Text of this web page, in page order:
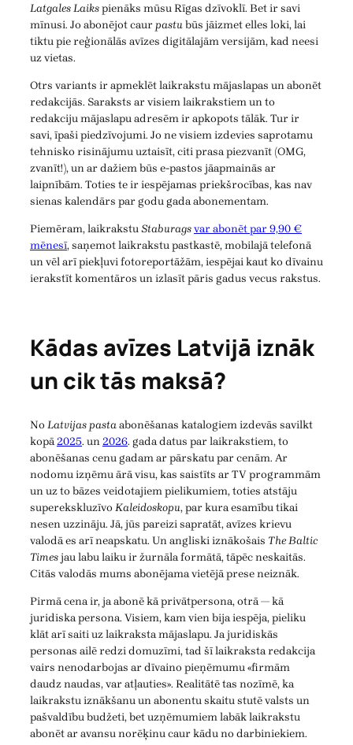
Latgales Laikspienāks mūsu Rīgas dzīvoklī. Bet ir savi
mīnusi. Jo abonējot caurpastubūs jāizmet elles loki, lai
tiktu pie reģionālās avīzes digitālajām versijām, kad neesi
uz vietas.
Otrs variants ir apmeklēt laikrakstu mājaslapas un abonēt
redakcijās. Saraksts ar visiem laikrakstiem un to
redakciju mājaslapu adresēm ir apkopots tālāk. Tur ir
savi, īpaši piedzīvojumi. Jo ne visiem izdevies saprotamu
tehnisko risinājumu uztaisīt, citi prasa piezvanīt (OMG,
zvanīt!), un ar dažiem būs e-pastos jāapmainās ar
laipnībām. Toties te ir iespējamas priekšrocības, kas nav
sienas kalendārs par godu gada abonementam.
Piemēram, laikrakstuStaburagsvar abonēt par 9,90 €
mēnesī, saņemot laikrakstu pastkastē, mobilajā telefonā
un vēl arī piekļuvi fotoreportāžām, iespējai kaut ko dīvainu
ierakstīt komentāros un izlasīt pāris gadus vecus rakstus.
Kādas avīzes Latvijā iznāk
un cik tās maksā?
NoLatvijas pastaabonēšanas katalogiem izdevās savilkt
kopā2025. un2026. gada datus par laikrakstiem, to
abonēšanas cenu gadam ar pārskatu par cenām. Ar
nodomu izņēmu ārā visu, kas saistīts ar TV programmām
un uz to bāzes veidotajiem pielikumiem, toties atstāju
superekskluzīvoKaleidoskopu, par kura esamību tikai
nesen uzzināju. Jā, jūs pareizi sapratāt, avīzes krievu
valodā es arī neapskatu. Un angliski iznākošais The Baltic
Timesjau labu laiku ir žurnāla formātā, tāpēc neskaitās.
Citās valodās mums abonējama vietējā prese neiznāk.
Pirmā cena ir, ja abonē kā privātpersona, otrā — kā
juridiska persona. Visiem, kam vien bija iespēja, pieliku
klāt arī saiti uz laikraksta mājaslapu. Ja juridiskās
personas ailē redzi domuzīmi, tad šī laikraksta redakcija
vairs nenodarbojas ar dīvaino pieņēmumu «firmām
daudz naudas, var atļauties». Realitātē tas nozīmē, ka
laikrakstu iznākšanu un abonentu skaitu stutē valsts un
pašvaldību budžeti, bet uzņēmumiem labāk laikrakstu
abonēt ar avansu norēķinu caur kādu no darbiniekiem.